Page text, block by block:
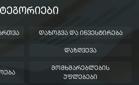
ᲓᲐᲖᲝᲒᲕᲐ ᲓᲐ ᲘᲜᲕᲔᲡᲢᲘᲠᲔᲑᲐ
ᲓᲐᲖᲦᲕᲔᲕᲐ
ᲛᲝᲛᲮᲛᲐᲠᲔᲑᲚᲔᲑᲘᲡ
ᲣᲤᲚᲔᲑᲔᲑᲘ